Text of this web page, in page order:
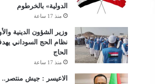
الدولية» بالخرطوم
منذ 17 ساعة
وزير الشؤون الدينية
نظام الحج السوداني
الحاج
منذ 17 ساعة
الاعيسر : جيش